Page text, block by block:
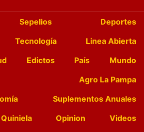
Sepelios
Deportes
Tecnología
Linea Abierta
Edictos País
Mundo
Agro La Pampa
Suplementos Anuales
Quiniela Opinion
Videos